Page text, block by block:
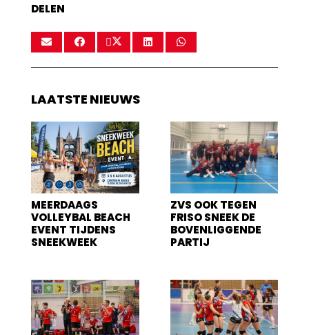
DELEN
LAATSTE NIEUWS
MEERDAAGS
VOLLEYBAL BEACH
EVENT TIJDENS
SNEEKWEEK
ZVS OOK TEGEN
FRISO SNEEK DE
BOVENLIGGENDE
PARTIJ